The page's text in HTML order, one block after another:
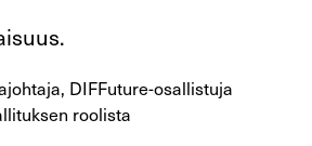
DIFFuture-osallistuja
roolista